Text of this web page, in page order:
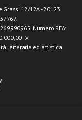
Grassi 12/12A - 20123
Numero REA:
I.V.
letteraria ed artistica